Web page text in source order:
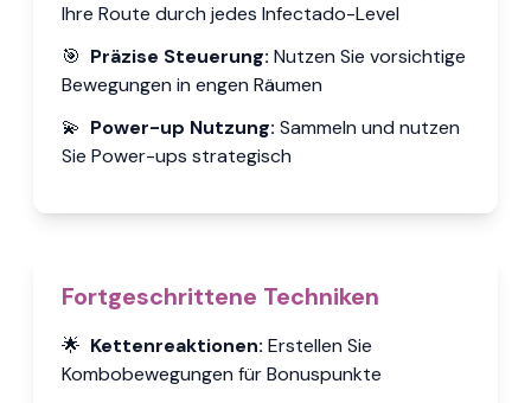
Ihre Route durch jedes Infectado-Level
🎯 Präzise Steuerung: Nutzen Sie vorsichtige
Bewegungen in engen Räumen
💫 Power-up Nutzung: Sammeln und nutzen
Sie Power-ups strategisch
Fortgeschrittene Techniken
🌟 Kettenreaktionen: Erstellen Sie
Kombobewegungen für Bonuspunkte